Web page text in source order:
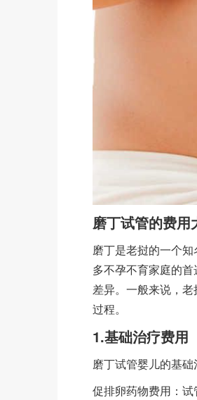
磨丁试管的费用
磨丁是老挝的一个
多不孕不育家庭的
差异。一般来说，
过程。
1.基础治疗费用
磨丁试管婴儿的基
促排卵药物费用：